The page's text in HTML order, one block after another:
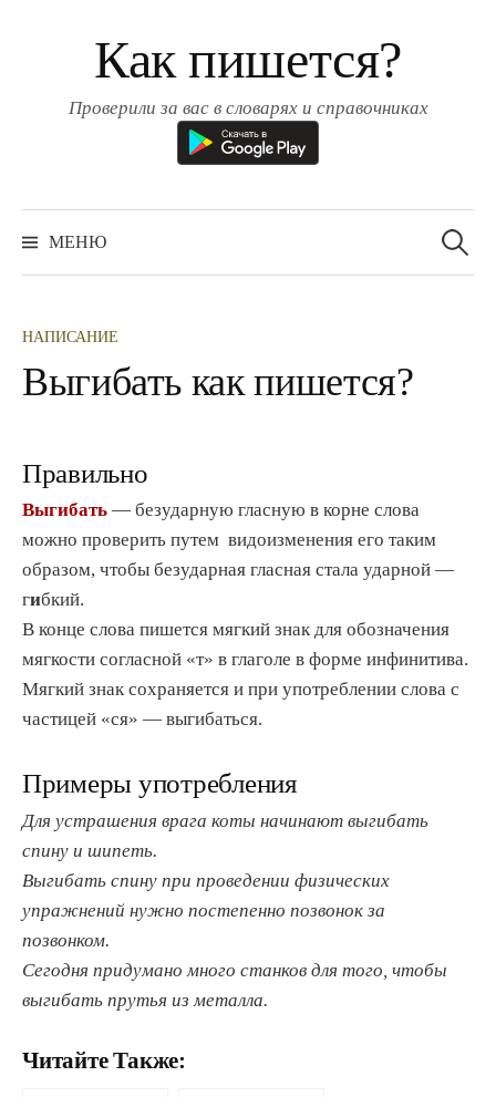
содержимомуКак пишется?
Проверили за вас в словарях и справочниках
МЕНЮ Найти:
НАПИСАНИЕ
Выгибать как пишется?
Правильно
Выгибать — безударную гласную в корне слова
можно проверить путем видоизменения его таким
образом, чтобы безударная гласная стала ударной —
гибкий.
В конце слова пишется мягкий знак для обозначения
мягкости согласной «т» в глаголе в форме инфинитива.
Мягкий знак сохраняется и при употреблении слова с
частицей «ся» — выгибаться.
Примеры употребления
Для устрашения врага коты начинают выгибать
спину и шипеть.
Выгибать спину при проведении физических
упражнений нужно постепенно позвонок за
позвонком.
Сегодня придумано много станков для того, чтобы
выгибать прутья из металла.
Читайте Также: